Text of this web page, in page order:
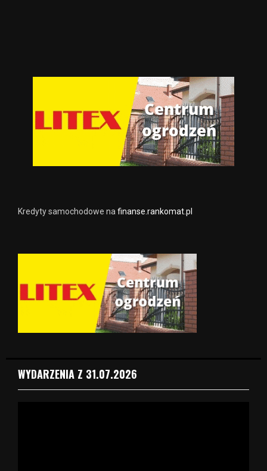
Kredyty samochodowe na finanse.rankomat.pl
WYDARZENIA Z 31.07.2026